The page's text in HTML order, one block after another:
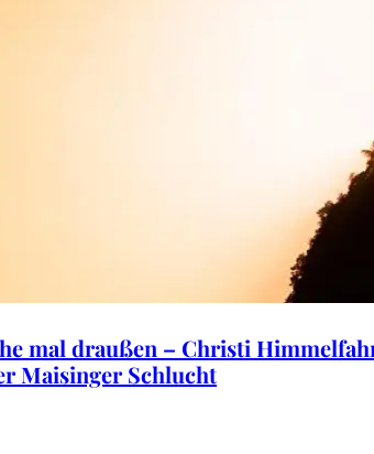
mal draußen – Christi
Maisinger Schlucht